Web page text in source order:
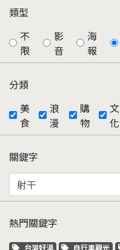
類型
不
限
影
音
海
報
分類
美
食
浪
漫
購
物
文
化
關鍵字
熱門關鍵字
關鍵字標籤
台灣好湯 關鍵字標籤
自行車觀光